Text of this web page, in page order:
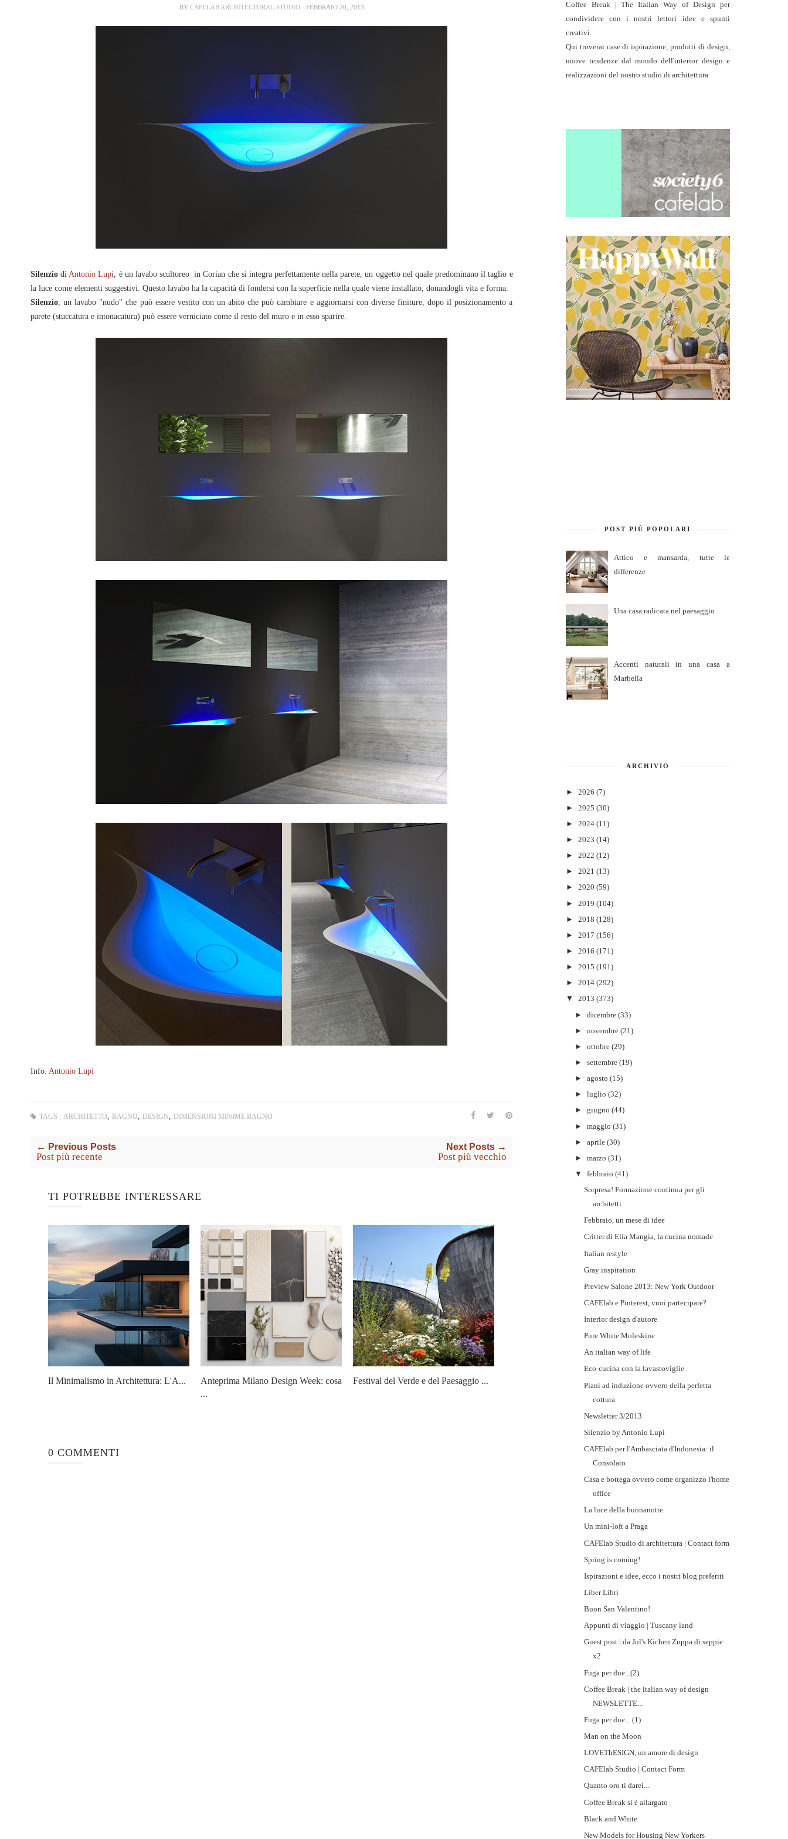
BY CAFELAB ARCHITECTURAL STUDIO - FEBBRAIO 20, 2013
Silenzio diAntonio Lupi, è un lavabo scultoreo in Corian che si integra perfettamente nella parete, un oggetto nel quale predominano il taglio e
la luce come elementi suggestivi. Questo lavabo ha la capacità di fondersi con la superficie nella quale viene installato, donandogli vita e forma.
Silenzio, un lavabo "nudo" che può essere vestito con un abito che può cambiare e aggiornarsi con diverse finiture, dopo il posizionamento a
parete (stuccatura e intonacatura) può essere verniciato come il resto del muro e in esso sparire.
Info: Antonio Lupi
TAGS : ARCHITETTO, BAGNO, DESIGN, DIMENSIONI MINIME BAGNO
← Previous Posts
Post più recente
Next Posts →
Post più vecchio
TI POTREBBE INTERESSARE
Il Minimalismo in Architettura: L'A...
Anteprima Milano Design Week: cosa
...
Festival del Verde e del Paesaggio ...
0 COMMENTI
Coffee Break | The Italian Way of Design per
condividere con i nostri lettori idee e spunti
creativi.
Qui troverai case di ispirazione, prodotti di design,
nuove tendenze dal mondo dell'interior design e
realizzazioni del nostro studio di architettura
POST PIÙ POPOLARI
Attico e mansarda, tutte le
differenze
Una casa radicata nel paesaggio
Accenti naturali in una casa a
Marbella
ARCHIVIO
► 2026 (7)
► 2025 (30)
► 2024 (11)
► 2023 (14)
► 2022 (12)
► 2021 (13)
► 2020 (59)
► 2019 (104)
► 2018 (128)
► 2017 (156)
► 2016 (171)
► 2015 (191)
► 2014 (292)
▼
2013 (373)
► dicembre (33)
► novembre (21)
► ottobre (29)
► settembre (19)
► agosto (15)
► luglio (32)
► giugno (44)
► maggio (31)
► aprile (30)
► marzo (31)
▼
febbraio (41)
Sorpresa! Formazione continua per gli
architetti
Febbraio, un mese di idee
Critter di Elia Mangia, la cucina nomade
Italian restyle
Gray inspiration
Preview Salone 2013: New York Outdoor
CAFElab e Pinterest, vuoi partecipare?
Interior design d'autore
Pure White Moleskine
An italian way of life
Eco-cucina con la lavastoviglie
Piani ad induzione ovvero della perfetta
cottura
Newsletter 3/2013
Silenzio by Antonio Lupi
CAFElab per l'Ambasciata d'Indonesia: il
Consolato
Casa e bottega ovvero come organizzo l'home
office
La luce della buonanotte
Un mini-loft a Praga
CAFElab Studio di architettura | Contact form
Spring is coming!
Ispirazioni e idee, ecco i nostri blog preferiti
Liber Libri
Buon San Valentino!
Appunti di viaggio | Tuscany land
Guest post | da Jul's Kichen Zuppa di seppie
x2
Fuga per due...(2)
Coffee Break | the italian way of design
NEWSLETTE...
Fuga per due... (1)
Man on the Moon
LOVEThESIGN, un amore di design
CAFElab Studio | Contact Form
Quanto oro ti darei...
Coffee Break si è allargato
Black and White
New Models for Housing New Yorkers